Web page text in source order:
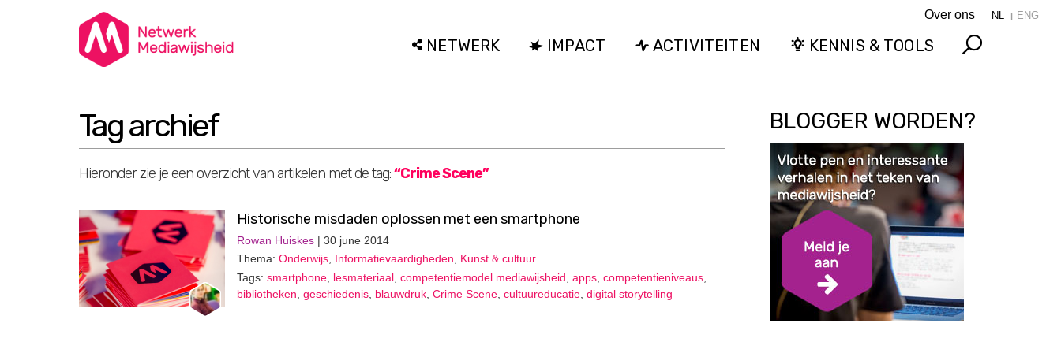
Over ons NL ENG
NETWERK IMPACT ACTIVITEITEN KENNIS & TOOLS
Tag archief
Hieronder zie je een overzicht van artikelen met de tag:“Crime Scene”
Historische misdaden oplossen met een smartphone
Rowan Huiskes | 30 june 2014
Thema: Onderwijs, Informatievaardigheden, Kunst & cultuur
Tags: smartphone, lesmateriaal, competentiemodel mediawijsheid, apps, competentieniveaus,
bibliotheken, geschiedenis, blauwdruk, Crime Scene, cultuureducatie, digital storytelling
BLOGGER WORDEN?